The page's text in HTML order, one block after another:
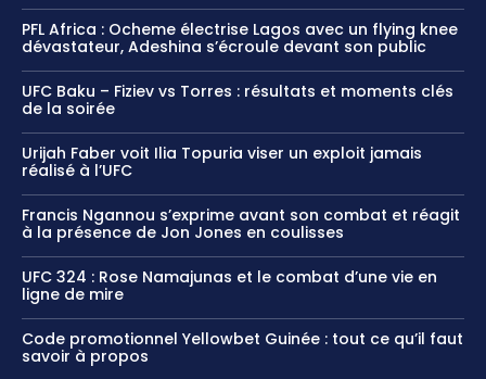
PFL Africa : Ocheme électrise Lagos avec un flying knee
dévastateur, Adeshina s’écroule devant son public
UFC Baku – Fiziev vs Torres : résultats et moments clés
de la soirée
Urijah Faber voit Ilia Topuria viser un exploit jamais
réalisé à l’UFC
Francis Ngannou s’exprime avant son combat et réagit
à la présence de Jon Jones en coulisses
UFC 324 : Rose Namajunas et le combat d’une vie en
ligne de mire
Code promotionnel Yellowbet Guinée : tout ce qu’il faut
savoir à propos